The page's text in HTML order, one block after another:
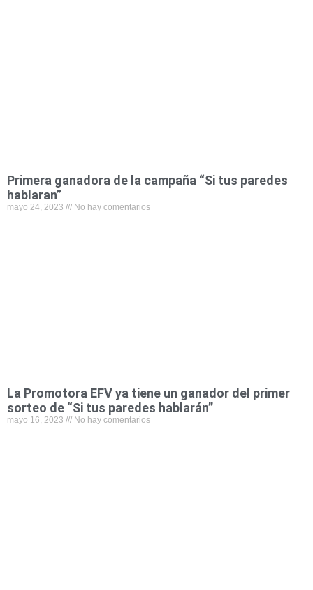
Primera ganadora de la campaña “Si tus paredes
hablaran”
mayo 24, 2023 No hay comentarios
La Promotora EFV ya tiene un ganador del primer
sorteo de “Si tus paredes hablarán”
mayo 16, 2023 No hay comentarios